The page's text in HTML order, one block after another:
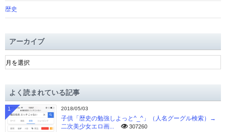
歴史
アーカイブ
ア
ー
ブよく読まれている記事
2018/05/03
子供「歴史の勉強しよっと^_^」（人名グーグル検索）→
二次美少女エロ画...
307260
1